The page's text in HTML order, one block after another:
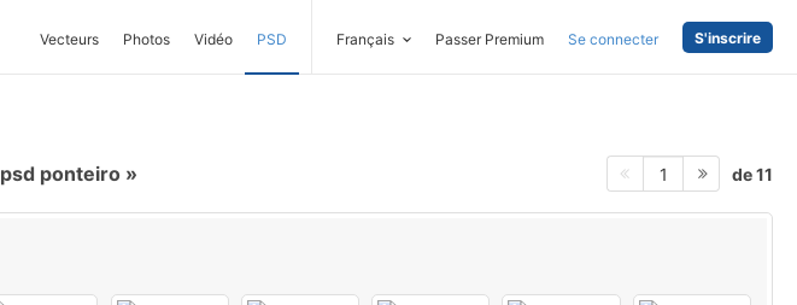
Vecteurs Photos Vidéo PSD Français Passer Premium Se connecter S'inscrire
psd ponteiro 1 de 11